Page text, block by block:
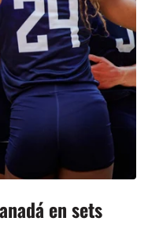
en sets